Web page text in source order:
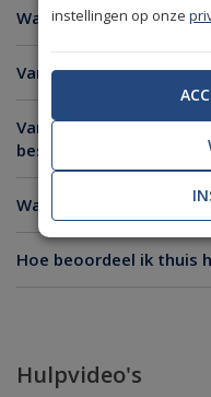
Wat is de afmeting van
Van welke merken kan
Van welke merken is er
beschikbaar?
Wanneer heb ik de
Hoe beoordeel ik thuis
Hulpvideo's
instellingen op onze